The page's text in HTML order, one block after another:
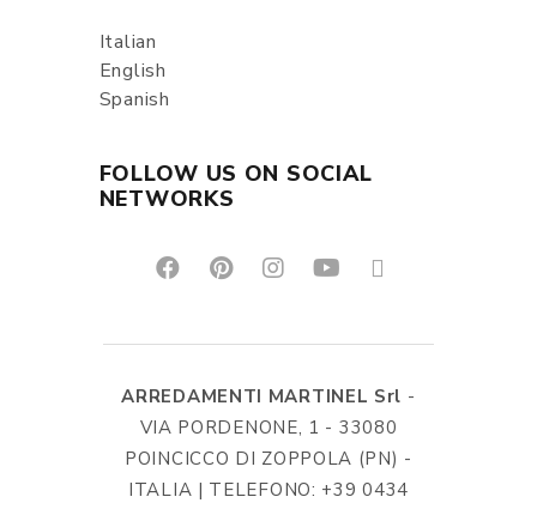
Italian
English
Spanish
FOLLOW US ON SOCIAL
NETWORKS
ARREDAMENTI MARTINEL Srl -
VIA PORDENONE, 1 - 33080
POINCICCO DI ZOPPOLA (PN) -
ITALIA | TELEFONO: +39 0434